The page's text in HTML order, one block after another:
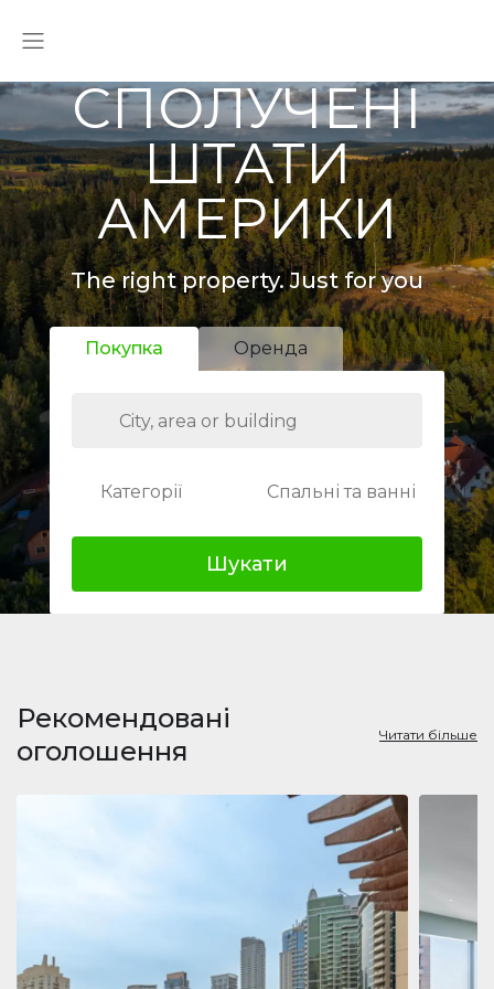
СПОЛУЧЕНІ
ШТАТИ
АМЕРИКИ
The right property. Just for you
Покупка Оренда
Категорії Спальні та ванні
Шукати
Рекомендовані
оголошення
Читати більше